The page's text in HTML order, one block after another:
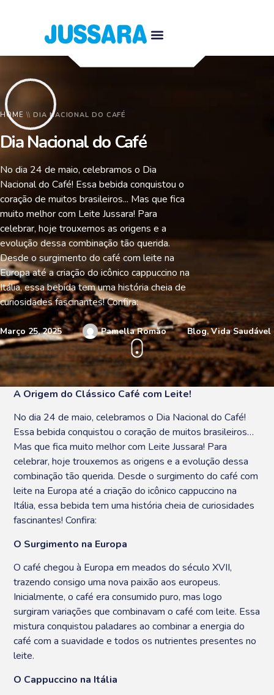
HOME \\DIA NACIONAL DO CAFÉ
Dia Nacional do Café
No dia 24 de maio, celebramos o Dia
Nacional do Café! Essa bebida conquistou o
coração de muitos brasileiros... Mas que fica
muito melhor com Leite Jussara! Para
celebrar, hoje trouxemos as origens e a
evolução dessa combinação tão querida.
Desde o surgimento do café com leite na
Europa até a criação do icônico cappuccino na
Itália, essa bebida tem uma história cheia de
curiosidades fascinantes! Confira:
Março 25, 2025 Pamella Romão Blog,Vida Saudável
A Origem do Clássico Café com Leite!
No dia 24 de maio, celebramos o Dia Nacional do Café!
Essa bebida conquistou o coração de muitos brasileiros…
Mas que fica muito melhor com Leite Jussara! Para
celebrar, hoje trouxemos as origens e a evolução dessa
combinação tão querida. Desde o surgimento do café com
leite na Europa até a criação do icônico cappuccino na
Itália, essa bebida tem uma história cheia de curiosidades
fascinantes! Confira:
O Surgimento na Europa
O café chegou à Europa em meados do século XVII,
trazendo consigo uma nova paixão aos europeus.
Inicialmente, o café era consumido puro, mas logo
surgiram variações que combinavam o café com leite. Essa
mistura conquistou paladares ao combinar a energia do
café com a suavidade e todos os nutrientes presentes no
leite.
O Cappuccino na Itália